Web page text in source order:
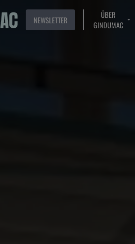
NEWSLETTER
ÜBER
GINDUMAC